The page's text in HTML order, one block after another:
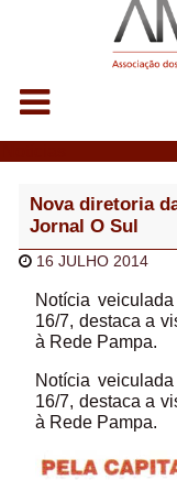
Nova diretoria
Jornal O Sul
16 JULHO 2014
Notícia
16/7, destaca a
à Rede Pampa.
Notícia
16/7, destaca a
à Rede Pampa.